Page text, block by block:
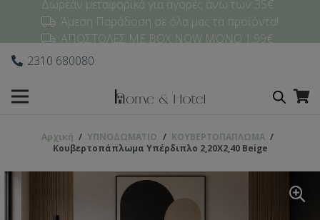
Δωρεάν μεταφορικά για αγορές άνω των 35€
Άμεση Παράδοση σε όλα μας τα προϊόντα!
ΑΠΟΣΤΟΛΕΣ ΜΕ BOX NOW ΜΟΝΟ 1,99€
2310 680080
Αρχική / ΥΠΝΟΔΩΜΑΤΙO / ΚΟΥΒΕΡΤΟΠΑΠΛΩΜΑ /
Κουβερτοπάπλωμα Υπέρδιπλο 2,20Χ2,40 Beige